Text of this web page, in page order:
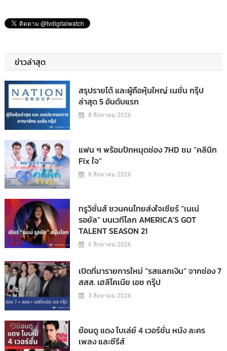
ข่าวล่าสุด
สรุปรายได้ และผู้ถือหุ้นใหญ่ เนชั่น กรุ๊ป
ล่าสุด 5 อันดับแรก
8 สิงหาคม 2026
แฟน ๆ พร้อมปักหมุดช่อง 7HD ชม “คลินิก
Fix ใจ”
8 สิงหาคม 2026
ทรูวิชั่นส์ ชวนคนไทยส่งใจเชียร์ “เนเน่
รอยัล” บนเวทีโลก AMERICA’S GOT
TALENT SEASON 21
6 สิงหาคม 2026
เปิดที่มารายการใหม่ “รสแลกเงิน” จากช่อง 7
สสส. เฮลิโคเนีย เอช กรุ๊ป
3 สิงหาคม 2026
ย้อนดู แดง ไบเล่ย์ 4 เวอร์ชั่น หนัง ละคร
เพลง และซีรีส์